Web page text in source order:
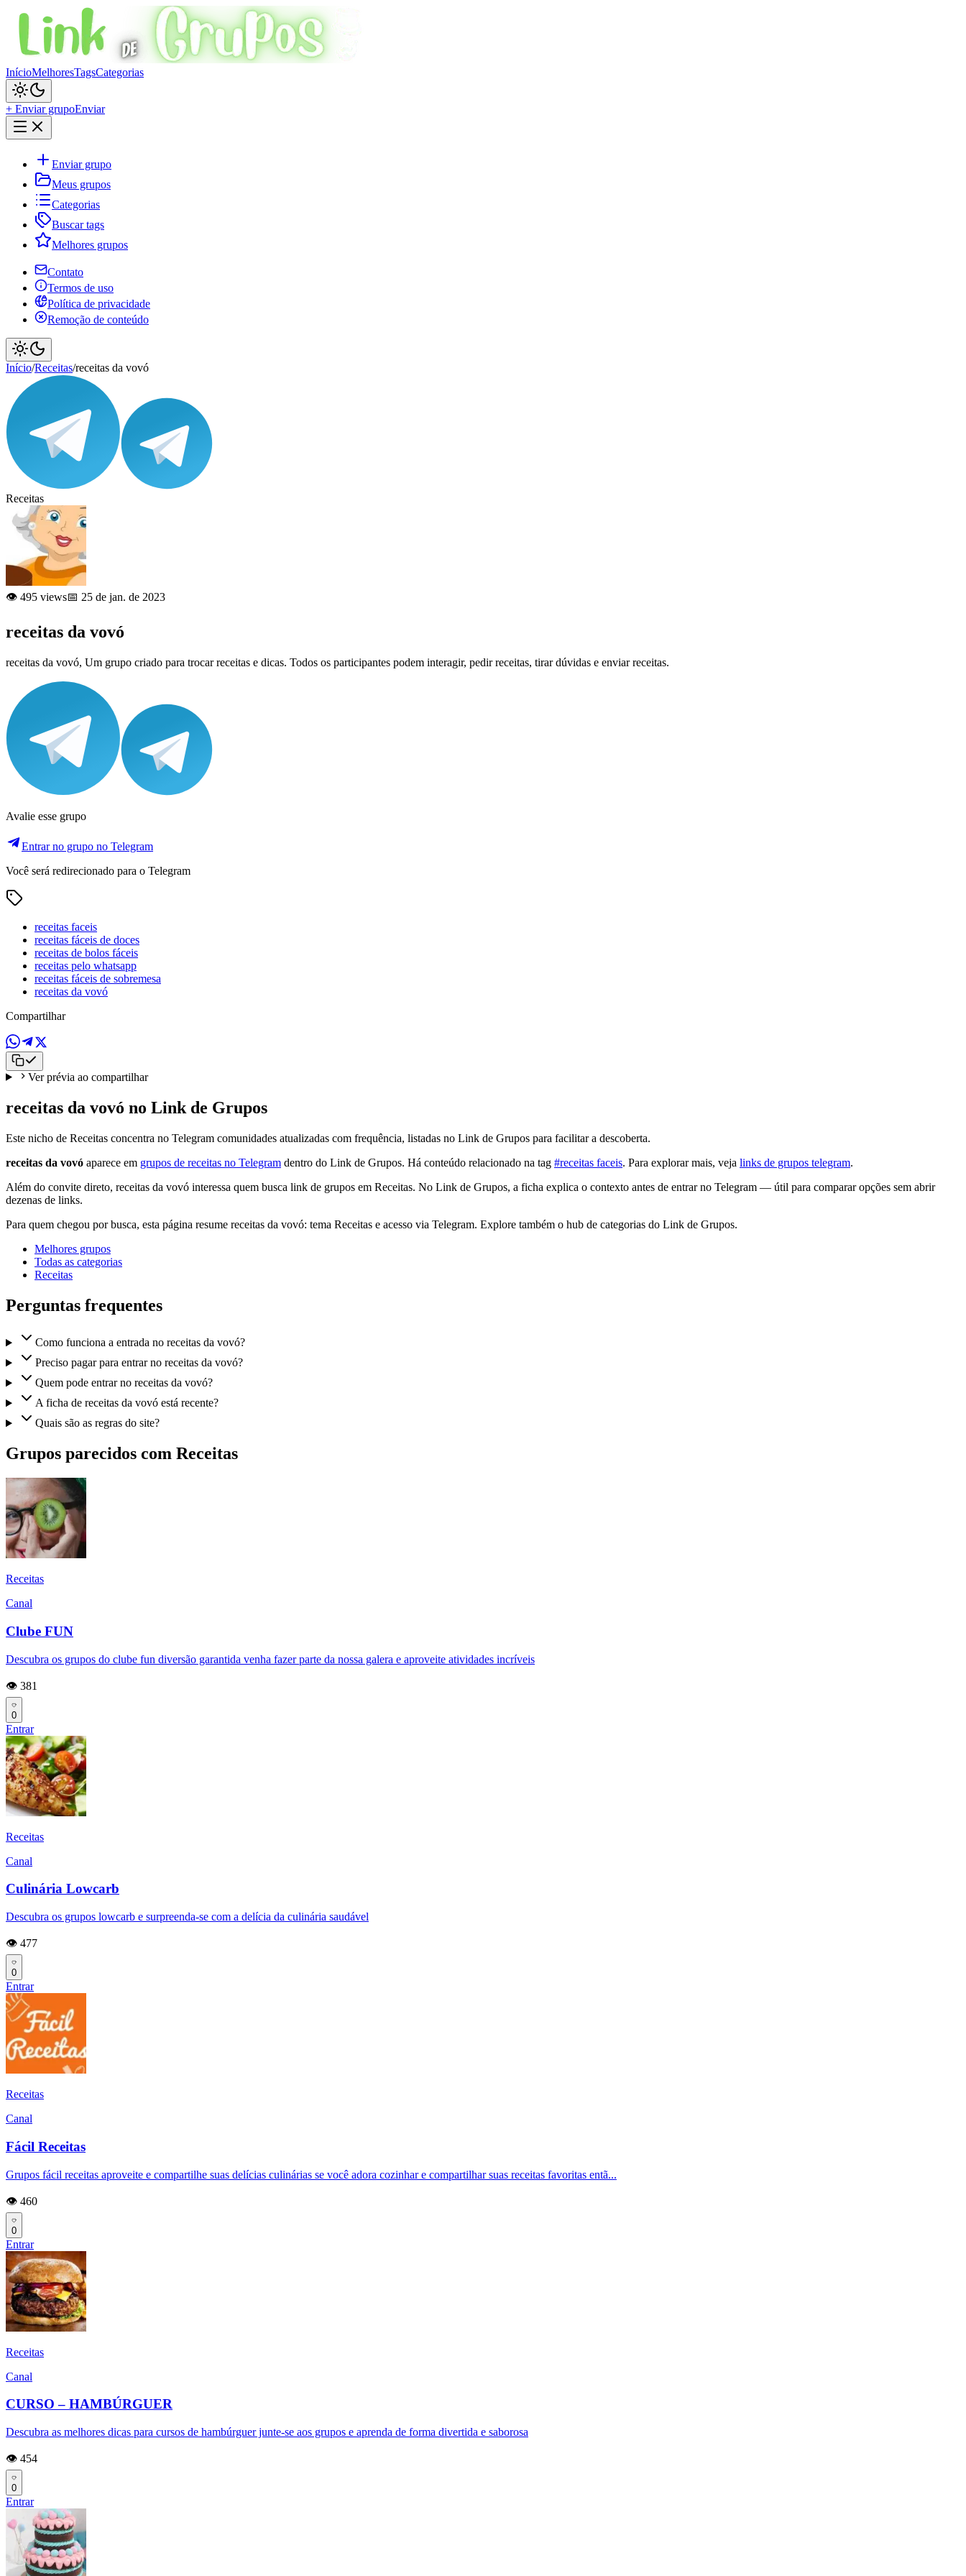
InícioMelhoresTagsCategorias
+ Enviar grupoEnviar
Enviar grupo
Meus grupos
Categorias
Buscar tags
Melhores grupos
Contato
Termos de uso
Política de privacidade
Remoção de conteúdo
Início/Receitas/receitas da vovó
Receitas
👁️ 495 views📅 25 de jan. de 2023
receitas da vovó
receitas da vovó, Um grupo criado para trocar receitas e dicas. Todos os participantes podem interagir, pedir receitas, tirar dúvidas e enviar receitas.
Avalie esse grupo
Entrar no grupo no Telegram
Você será redirecionado para o Telegram
receitas faceis
receitas fáceis de doces
receitas de bolos fáceis
receitas pelo whatsapp
receitas fáceis de sobremesa
receitas da vovó
Compartilhar
Ver prévia ao compartilhar
receitas da vovó no Link de Grupos
Este nicho de Receitas concentra no Telegram comunidades atualizadas com frequência, listadas no Link de Grupos para facilitar a descoberta.
receitas da vovó aparece em grupos de receitas no Telegram dentro do Link de Grupos. Há conteúdo relacionado na tag #receitas faceis. Para explorar mais, veja links de grupos telegram.
Além do convite direto, receitas da vovó interessa quem busca link de grupos em Receitas. No Link de Grupos, a ficha explica o contexto antes de entrar no Telegram — útil para comparar opções sem abrir
dezenas de links.
Para quem chegou por busca, esta página resume receitas da vovó: tema Receitas e acesso via Telegram. Explore também o hub de categorias do Link de Grupos.
Melhores grupos
Todas as categorias
Receitas
Perguntas frequentes
Como funciona a entrada no receitas da vovó?
Preciso pagar para entrar no receitas da vovó?
Quem pode entrar no receitas da vovó?
A ficha de receitas da vovó está recente?
Quais são as regras do site?
Grupos parecidos com Receitas
Receitas
Canal
Clube FUN
Descubra os grupos do clube fun diversão garantida venha fazer parte da nossa galera e aproveite atividades incríveis
👁️ 381
0
Entrar
Receitas
Canal
Culinária Lowcarb
Descubra os grupos lowcarb e surpreenda-se com a delícia da culinária saudável
👁️ 477
0
Entrar
Receitas
Canal
Fácil Receitas
Grupos fácil receitas aproveite e compartilhe suas delícias culinárias se você adora cozinhar e compartilhar suas receitas favoritas entã...
👁️ 460
0
Entrar
Receitas
Canal
CURSO – HAMBÚRGUER
Descubra as melhores dicas para cursos de hambúrguer junte-se aos grupos e aprenda de forma divertida e saborosa
👁️ 454
0
Entrar